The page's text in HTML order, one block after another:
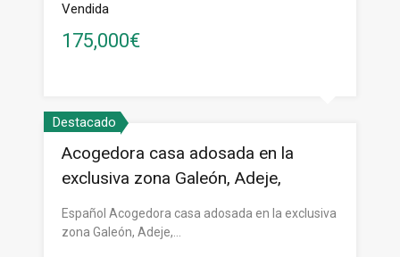
Vendida
175,000€
Destacado
Acogedora casa adosada en la
exclusiva zona Galeón, Adeje,
Español Acogedora casa adosada en la exclusiva
zona Galeón, Adeje,…